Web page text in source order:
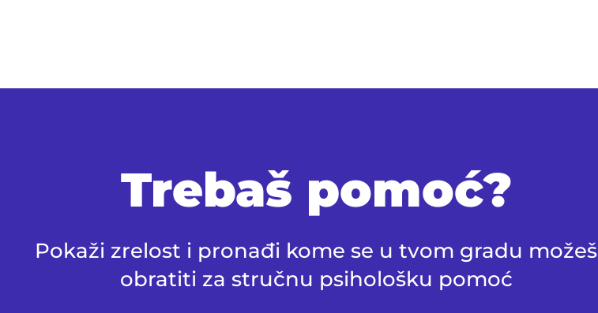
Trebaš pomoć?
Pokaži zrelost i pronađi kome se u tvom gradu možeš
obratiti za stručnu psihološku pomoć